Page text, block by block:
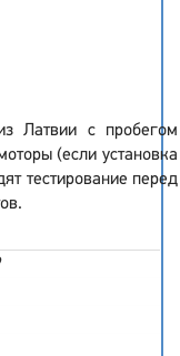
Латвии с пробегом
(если установка
тестирование перед